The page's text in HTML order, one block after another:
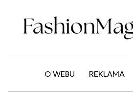
O WEBU REKLAMA